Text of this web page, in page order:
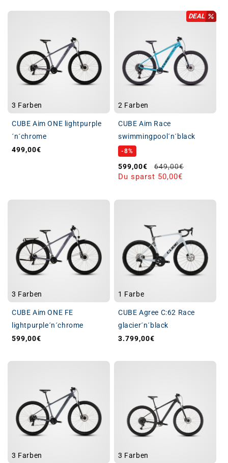
3 Farben
CUBE Aim ONE lightpurple
´n´chrome
Normaler Preis
499,00€
DEAL
2 Farben
CUBE Aim Race
swimmingpool´n´black
-8%
Verkaufspreis
599,00€ Normaler Preis
649,00€
Du sparst 50,00€
3 Farben
CUBE Aim ONE FE
lightpurple´n´chrome
Normaler Preis
599,00€
1 Farbe
CUBE Agree C:62 Race
glacier´n´black
Normaler Preis
3.799,00€
3 Farben 3 Farben